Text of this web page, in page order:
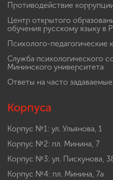
Противодействие
Центр открытого
обучения русскому языку в
Психолого-педагогические
Служба психологического
Мининского университета
Ответы на часто
Корпуса
Корпус №1: ул. Ульянова, 1
Корпус №2: пл. Минина, 7
Корпус №3: ул. Пискунова,
Корпус №4: пл. Минина, 7а